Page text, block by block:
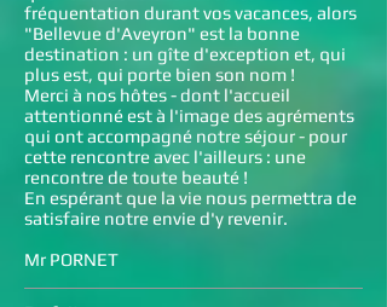
fréquentation durant vos vacances, alors
"Bellevue d'Aveyron" est la bonne
destination : un gîte d'exception et, qui
plus est, qui porte bien son nom !
Merci à nos hôtes - dont l'accueil
attentionné est à l'image des agréments
qui ont accompagné notre séjour - pour
cette rencontre avec l'ailleurs : une
rencontre de toute beauté !
En espérant que la vie nous permettra de
satisfaire notre envie d'y revenir.
Mr PORNET